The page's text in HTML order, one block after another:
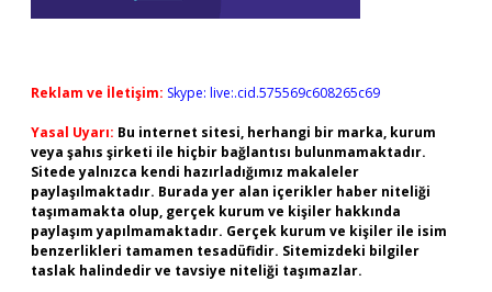
Reklam ve İletişim: Skype: live:.cid.575569c608265c69
Yasal Uyarı: Bu internet sitesi, herhangi bir marka, kurum
veya şahıs şirketi ile hiçbir bağlantısı bulunmamaktadır.
Sitede yalnızca kendi hazırladığımız makaleler
paylaşılmaktadır. Burada yer alan içerikler haber niteliği
taşımamakta olup, gerçek kurum ve kişiler hakkında
paylaşım yapılmamaktadır. Gerçek kurum ve kişiler ile isim
benzerlikleri tamamen tesadüfidir. Sitemizdeki bilgiler
taslak halindedir ve tavsiye niteliği taşımazlar.